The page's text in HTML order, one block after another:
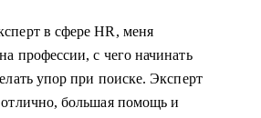
в сфере HR, меня
профессии, с чего начинать
упор при поиске. Эксперт
отлично, большая помощь и